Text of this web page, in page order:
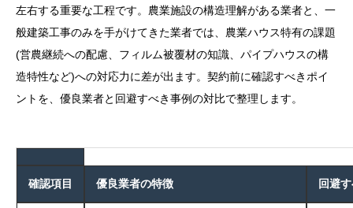
左右する重要な工程です。農業施設の構造理解がある業者と、一
般建築工事のみを手がけてきた業者では、農業ハウス特有の課題
(営農継続への配慮、フィルム被覆材の知識、パイプハウスの構
造特性など)への対応力に差が出ます。契約前に確認すべきポイ
ントを、優良業者と回避すべき事例の対比で整理します。
確認項目 優良業者の特徴 回避